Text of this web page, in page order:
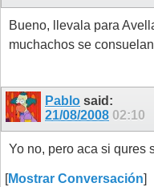
Bueno, llevala para
muchachos se
Pablo said:
21/08/2008 02:10
Yo no, pero aca si qures
[Mostrar Conversación]